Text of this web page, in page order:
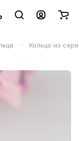
– Кольцо из